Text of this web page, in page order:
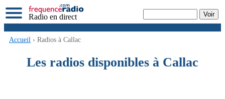
Radio en direct
Accueil › Radios à Callac
Les radios disponibles à Callac